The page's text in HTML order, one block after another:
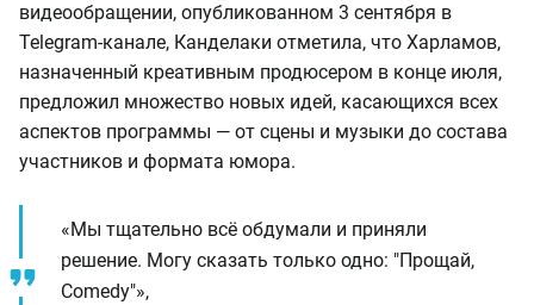
видеообращении, опубликованном 3 сентября в
Telegram-канале, Канделаки отметила, что Харламов,
назначенный креативным продюсером в конце июля,
предложил множество новых идей, касающихся всех
аспектов программы — от сцены и музыки до состава
участников и формата юмора.
«Мы тщательно всё обдумали и приняли
решение. Могу сказать только одно: "Прощай,
Comedy"»,